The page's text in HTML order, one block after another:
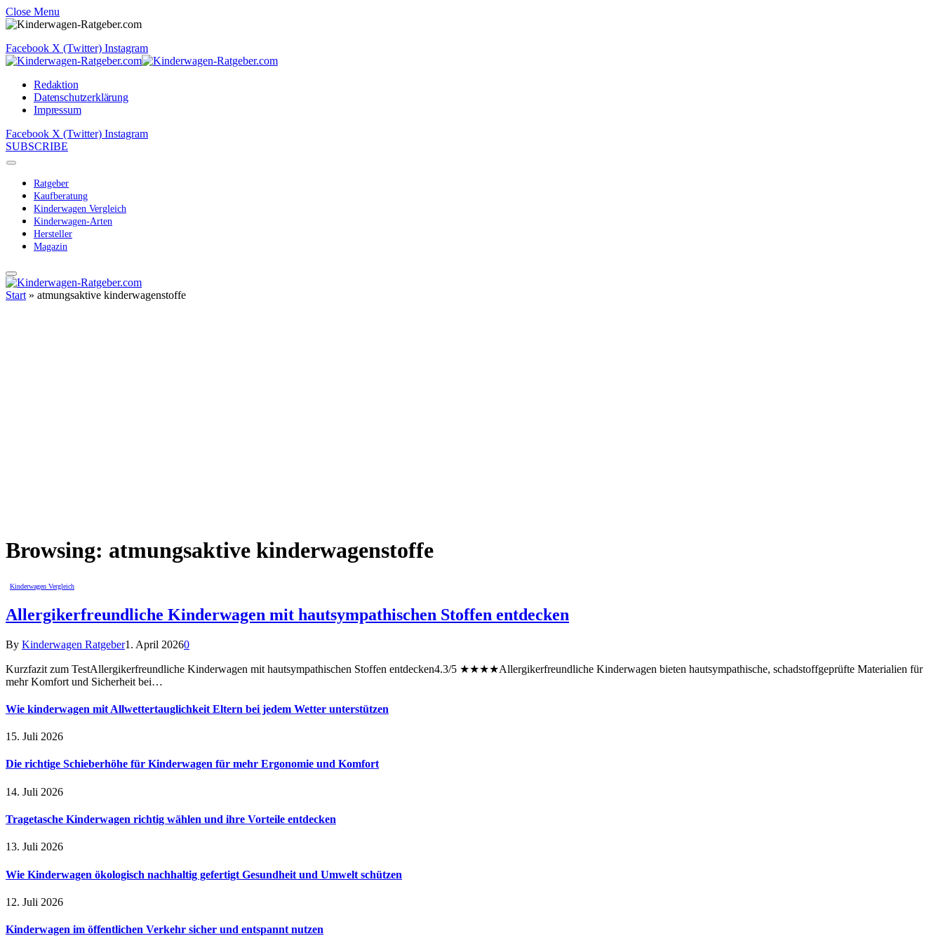
Close Menu
Facebook X (Twitter) Instagram
Redaktion
Datenschutzerklärung
Impressum
Facebook X (Twitter) Instagram
SUBSCRIBE
Ratgeber
Kaufberatung
Kinderwagen Vergleich
Kinderwagen-Arten
Hersteller
Magazin
Start » atmungsaktive kinderwagenstoffe
Browsing: atmungsaktive kinderwagenstoffe
Kinderwagen Vergleich
Allergikerfreundliche Kinderwagen mit hautsympathischen Stoffen entdecken
By Kinderwagen Ratgeber1. April 20260
Kurzfazit zum TestAllergikerfreundliche Kinderwagen mit hautsympathischen Stoffen entdecken4.3/5 ★★★★Allergikerfreundliche Kinderwagen bieten hautsympathische, schadstoffgeprüfte Materialien für
mehr Komfort und Sicherheit bei…
Wie kinderwagen mit Allwettertauglichkeit Eltern bei jedem Wetter unterstützen
15. Juli 2026
Die richtige Schieberhöhe für Kinderwagen für mehr Ergonomie und Komfort
14. Juli 2026
Tragetasche Kinderwagen richtig wählen und ihre Vorteile entdecken
13. Juli 2026
Wie Kinderwagen ökologisch nachhaltig gefertigt Gesundheit und Umwelt schützen
12. Juli 2026
Kinderwagen im öffentlichen Verkehr sicher und entspannt nutzen